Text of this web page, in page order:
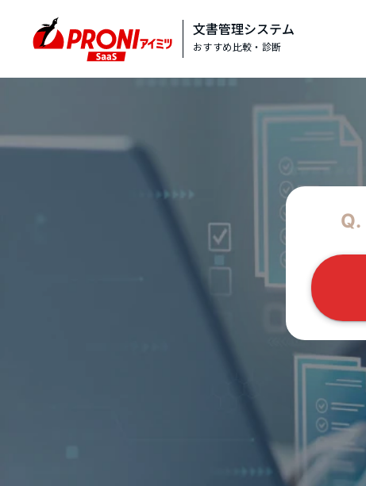
文書管理システム
おすすめ比較・診断
Q.